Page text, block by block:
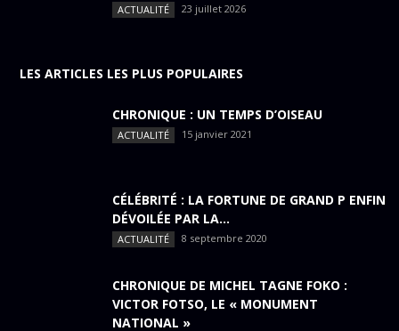
ACTUALITÉ 23 juillet 2026
LES ARTICLES LES PLUS POPULAIRES
CHRONIQUE : UN TEMPS D’OISEAU
ACTUALITÉ 15 janvier 2021
CÉLÉBRITÉ : LA FORTUNE DE GRAND P ENFIN
DÉVOILÉE PAR LA...
ACTUALITÉ 8 septembre 2020
CHRONIQUE DE MICHEL TAGNE FOKO :
VICTOR FOTSO, LE « MONUMENT
NATIONAL »